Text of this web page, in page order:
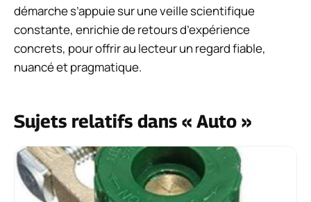
démarche s’appuie sur une veille scientifique
constante, enrichie de retours d’expérience
concrets, pour offrir au lecteur un regard fiable,
nuancé et pragmatique.
Sujets relatifs dans « Auto »